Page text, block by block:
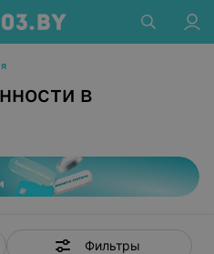
в
Фильтры